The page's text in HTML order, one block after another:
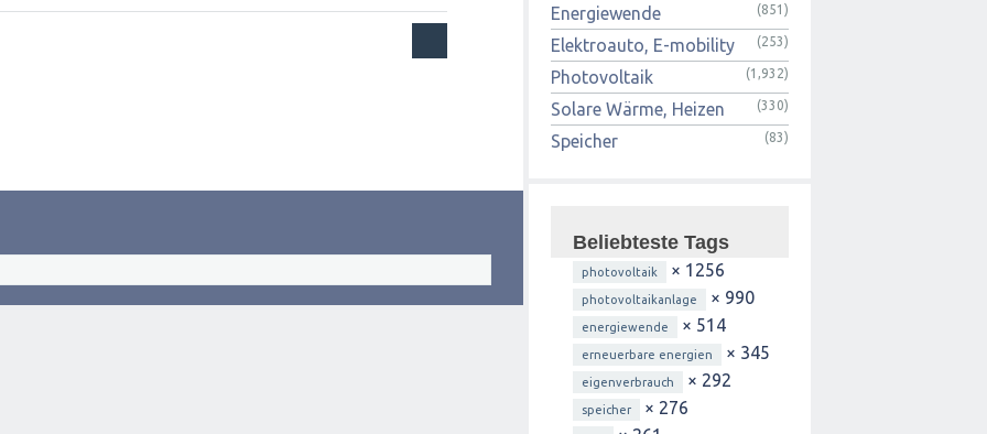
Energiewende
(851)
Elektroauto, E-mobility (253)
Photovoltaik (1,932)
Solare Wärme, Heizen (330)
Speicher (83)
Beliebteste Tags
photovoltaik × 1256
photovoltaikanlage × 990
energiewende × 514
erneuerbare energien × 345
eigenverbrauch × 292
speicher × 276